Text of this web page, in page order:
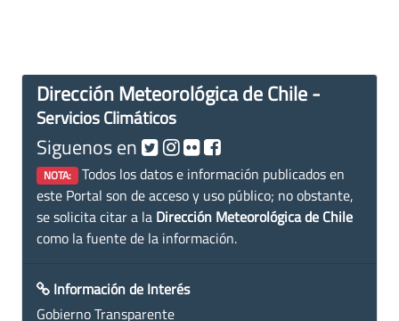
Dirección Meteorológica de Chile -
Servicios Climáticos
Siguenos en
NOTA: Todos los datos e información publicados en
este Portal son de acceso y uso público; no obstante,
se solicita citar a la Dirección Meteorológica de Chile
como la fuente de la información.
Información de Interés
Gobierno Transparente